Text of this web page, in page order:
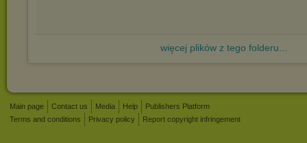
więcej plików z tego folderu...
Main page Contact us Media Help
Publishers Platform
Terms and conditions
Privacy policy Report copyright infringement